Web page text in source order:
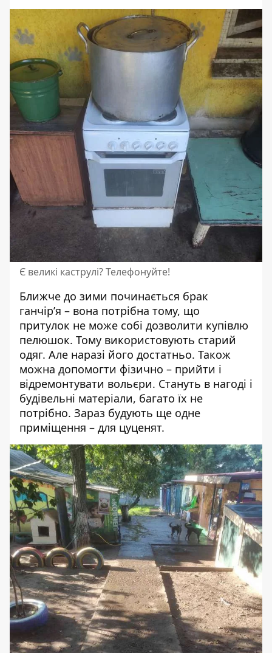
Є великі каструлі? Телефонуйте!
Ближче до зими починається брак
ганчір’я – вона потрібна тому, що
притулок не може собі дозволити купівлю
пелюшок. Тому використовують старий
одяг. Але наразі його достатньо. Також
можна допомогти фізично – прийти і
відремонтувати вольєри. Стануть в нагоді і
будівельні матеріали, багато їх не
потрібно. Зараз будують ще одне
приміщення – для цуценят.